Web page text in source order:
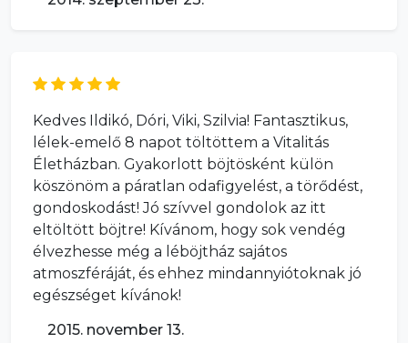
Kedves Ildikó, Dóri, Viki, Szilvia! Fantasztikus,
lélek-emelő 8 napot töltöttem a Vitalitás
Életházban. Gyakorlott böjtösként külön
köszönöm a páratlan odafigyelést, a törődést,
gondoskodást! Jó szívvel gondolok az itt
eltöltött böjtre! Kívánom, hogy sok vendég
élvezhesse még a léböjtház sajátos
atmoszféráját, és ehhez mindannyiótoknak jó
egészséget kívánok!
2015. november 13.